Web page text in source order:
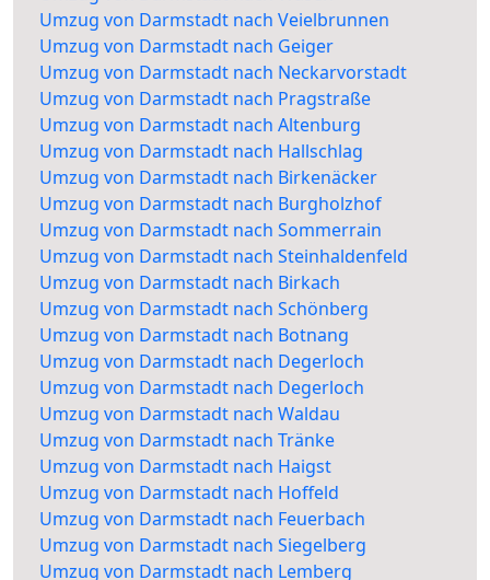
Umzug von Darmstadt nach Veielbrunnen
Umzug von Darmstadt nach Geiger
Umzug von Darmstadt nach Neckarvorstadt
Umzug von Darmstadt nach Pragstraße
Umzug von Darmstadt nach Altenburg
Umzug von Darmstadt nach Hallschlag
Umzug von Darmstadt nach Birkenäcker
Umzug von Darmstadt nach Burgholzhof
Umzug von Darmstadt nach Sommerrain
Umzug von Darmstadt nach Steinhaldenfeld
Umzug von Darmstadt nach Birkach
Umzug von Darmstadt nach Schönberg
Umzug von Darmstadt nach Botnang
Umzug von Darmstadt nach Degerloch
Umzug von Darmstadt nach Degerloch
Umzug von Darmstadt nach Waldau
Umzug von Darmstadt nach Tränke
Umzug von Darmstadt nach Haigst
Umzug von Darmstadt nach Hoffeld
Umzug von Darmstadt nach Feuerbach
Umzug von Darmstadt nach Siegelberg
Umzug von Darmstadt nach Lemberg